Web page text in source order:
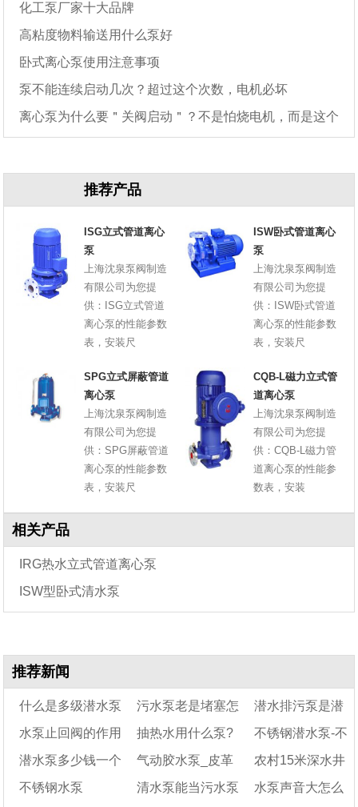
化工泵厂家十大品牌
高粘度物料输送用什么泵好
卧式离心泵使用注意事项
泵不能连续启动几次？超过这个次数，电机必坏
离心泵为什么要＂关阀启动＂？不是怕烧电机，而是这个
推荐产品
ISG立式管道离心
泵
上海沈泉泵阀制造
有限公司为您提
供：ISG立式管道
离心泵的性能参数
表，安装尺
ISW卧式管道离心
泵
上海沈泉泵阀制造
有限公司为您提
供：ISW卧式管道
离心泵的性能参数
表，安装尺
SPG立式屏蔽管道
离心泵
上海沈泉泵阀制造
有限公司为您提
供：SPG屏蔽管道
离心泵的性能参数
表，安装尺
CQB-L磁力立式管
道离心泵
上海沈泉泵阀制造
有限公司为您提
供：CQB-L磁力管
道离心泵的性能参
数表，安装
相关产品
IRG热水立式管道离心泵
ISW型卧式清水泵
推荐新闻
什么是多级潜水泵 污水泵老是堵塞怎
么办?要怎么清理?
潜水排污泵是潜
水泵还是污水泵
水泵止回阀的作用
是什么
抽热水用什么泵?
什么泵能抽热水?
不锈钢潜水泵-不
锈钢潜水泵类型
潜水泵多少钱一个 气动胶水泵_皮革
喷浆泵——QBY型号
农村15米深水井
用什么水泵好?
不锈钢水泵 清水泵能当污水泵 水泵声音大怎么